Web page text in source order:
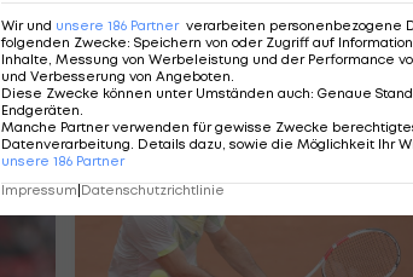
Wir und unsere 186 Partner verarbeiten personenbezogene
folgenden Zwecke: Speichern von oder Zugriff auf
Inhalte, Messung von Werbeleistung und der Performance
und Verbesserung von Angeboten
Diese Zwecke können unter Umständen auch: Genaue
Endgeräten
Manche Partner verwenden für gewisse Zwecke
Datenverarbeitung. Details dazu, sowie die Möglichkeit Ihr
unsere 186 Partner
Impressum|Datenschutzrichtlinie